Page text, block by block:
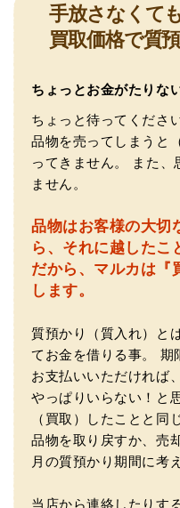
（大阪府大阪市）とても
組みもお教えいただけ嬉
ました。宜しくお願いい
ルに詳しいの流石の一言
（大阪府門真市）他店で
円〜1万程度の見積もり
もりは倍以上ちがうので
寧で良かったです。
（大阪市東淀川区）出来
いう不安が最初は有りま
手放さなくて
買取価格で質
ちょっとお金がたりな
ちょっと待ってくださ
品物を売ってしまうと
ってきません。
また、
ません。
品物はお客様の大切
ら、それに越したこ
だから、マルカは『
します。
質預かり（質入れ）と
てお金を借りる事。
期
お支払いいただければ
やっぱりいらない！と
（買取）したことと同
品物を取り戻すか、売
月の質預かり期間に考
当店から連絡したりす